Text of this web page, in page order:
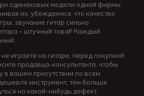
одинаковых модели одной фирмы
их, убеждаемся, что качество
звучание гитар сильно
– штучный това₽ Каждый
играете на гитаре, перед покупкой
продавца-консультанта, чтобы
в вашем присутствии по всем
инструмент, тем больше
на какой-нибудь дефект.